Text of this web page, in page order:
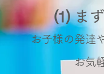
⑴ まず
お子様の発達
お気